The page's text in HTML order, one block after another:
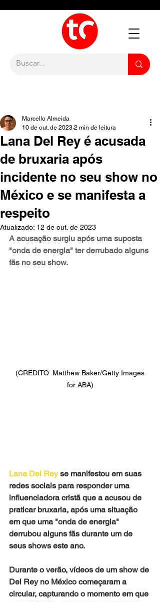
Lana Del Rey é acusada
de bruxaria após
incidente no seu show no
México e se manifesta a
respeito
Marcello Almeida
10 de out. de 2023 2 min de leitura
Atualizado: 12 de out. de 2023
A acusação surgiu após uma suposta
"onda de energia" ter derrubado alguns
fãs no seu show.
for ABA)
Lana Del Rey se manifestou em suas
redes sociais para responder uma
influenciadora cristã que a acusou de
praticar bruxaria, após uma situação
em que uma "onda de energia"
derrubou alguns fãs durante um de
seus shows este ano.
Durante o verão, vídeos de um show de
Del Rey no México começaram a
circular, capturando o momento em que